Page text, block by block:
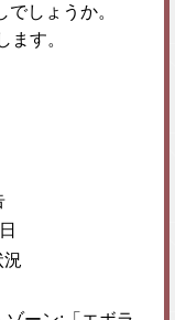
しょうか。
ます。
況